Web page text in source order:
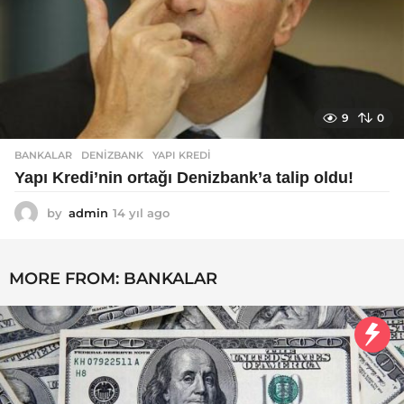
9 0
BANKALAR DENIZBANK ,YAPI KREDI
Yapı Kredi’nin ortağı Denizbank’a talip oldu!
by admin 14 yıl ago
l
g
o
MORE FROM: BANKALAR